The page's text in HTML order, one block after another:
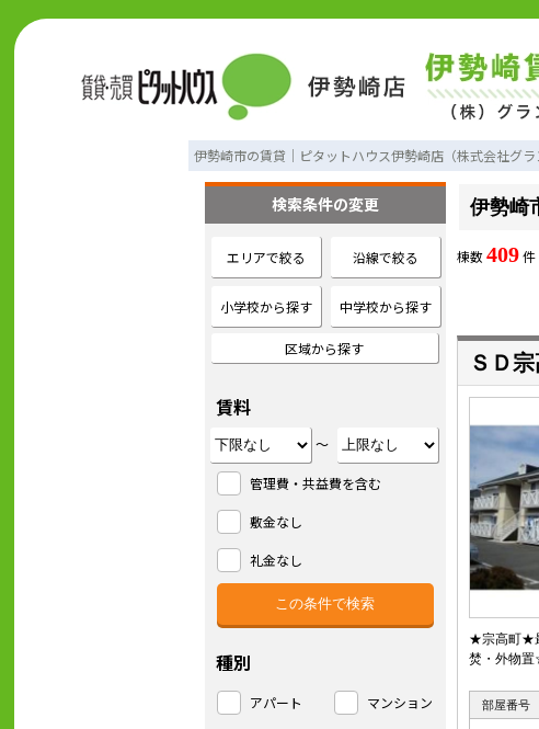
伊勢崎市の賃貸｜ピタットハウス伊勢崎店（株式会社グラ
伊勢崎
棟数409件
ＳＤ
★宗高町★
焚・外物置
部屋番号
検索条件の変更
エリアで絞る 沿線で絞る
小学校から探す 中学校から探す
区域から探す
賃料
～
管理費・共益費を含む
敷金なし
礼金なし
種別
アパート マンション